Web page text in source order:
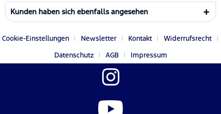
Kunden haben sich ebenfalls angesehen
Cookie-Einstellungen Newsletter Kontakt
Widerrufsrecht
Datenschutz
AGB Impressum